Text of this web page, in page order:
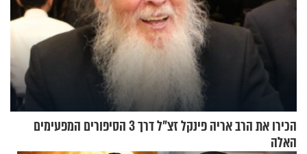
הכירו את הרב אריה פינקל זצ"ל דרך 3 הסיפורים המפעימים
האלה